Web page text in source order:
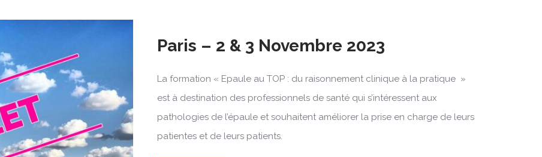
Paris – 2 & 3 Novembre 2023
La formation « Epaule au TOP : du raisonnement clinique à la pratique »
est à destination des professionnels de santé qui s’intéressent aux
pathologies de l’épaule et souhaitent améliorer la prise en charge de leurs
patientes et de leurs patients.